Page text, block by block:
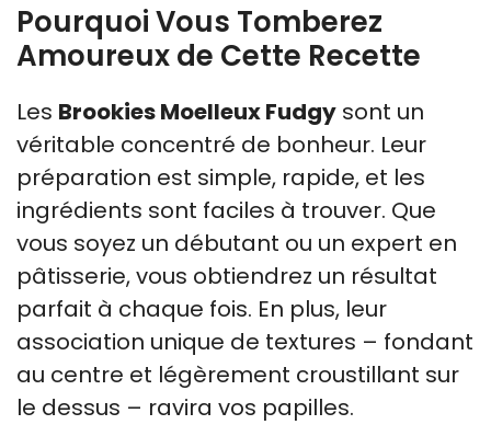
Pourquoi Vous Tomberez
Amoureux de Cette Recette
Les Brookies Moelleux Fudgy sont un
véritable concentré de bonheur. Leur
préparation est simple, rapide, et les
ingrédients sont faciles à trouver. Que
vous soyez un débutant ou un expert en
pâtisserie, vous obtiendrez un résultat
parfait à chaque fois. En plus, leur
association unique de textures – fondant
au centre et légèrement croustillant sur
le dessus – ravira vos papilles.